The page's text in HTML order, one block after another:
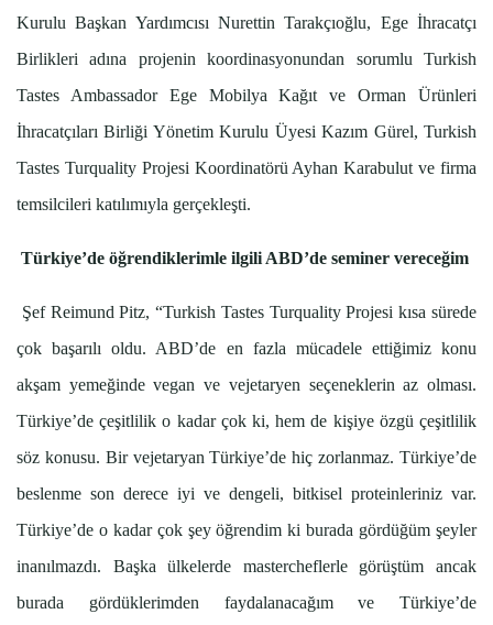
Kurulu Başkan Yardımcısı Nurettin Tarakçıoğlu, Ege İhracatçı
Birlikleri adına projenin koordinasyonundan sorumlu Turkish
Tastes Ambassador Ege Mobilya Kağıt ve Orman Ürünleri
İhracatçıları Birliği Yönetim Kurulu Üyesi Kazım Gürel, Turkish
Tastes Turquality Projesi Koordinatörü Ayhan Karabulut ve firma
temsilcileri katılımıyla gerçekleşti.
Türkiye’de öğrendiklerimle ilgili ABD’de seminer vereceğim
Şef Reimund Pitz, “Turkish Tastes Turquality Projesi kısa sürede
çok başarılı oldu. ABD’de en fazla mücadele ettiğimiz konu
akşam yemeğinde vegan ve vejetaryen seçeneklerin az olması.
Türkiye’de çeşitlilik o kadar çok ki, hem de kişiye özgü çeşitlilik
söz konusu. Bir vejetaryan Türkiye’de hiç zorlanmaz. Türkiye’de
beslenme son derece iyi ve dengeli, bitkisel proteinleriniz var.
Türkiye’de o kadar çok şey öğrendim ki burada gördüğüm şeyler
inanılmazdı. Başka ülkelerde mastercheflerle görüştüm ancak
burada gördüklerimden faydalanacağım ve Türkiye’de